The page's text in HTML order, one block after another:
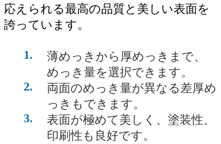
応えられる最高の品質と美しい表面を
誇っています。
1
薄めっきから厚めっきまで、
めっき量を選択できます。
2
両面のめっき量が異なる差厚め
っきもできます。
3
表面が極めて美しく、塗装性、
印刷性も良好です。